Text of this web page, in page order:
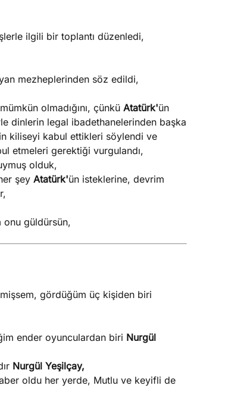
ilgili bir toplantı düzenledi,
mezheplerinden söz edildi,
olmadığını, çünkü Atatürk'ün
dinlerin legal ibadethanelerinden başka
kiliseyi kabul ettikleri söylendi ve
etmeleri gerektiği vurgulandı,
olduk,
şey Atatürk'ün isteklerine, devrim
güldürsün,
gördüğüm üç kişiden biri
ender oyunculardan biri Nurgül
Nurgül Yeşilçay,
oldu her yerde, Mutlu ve keyifli de